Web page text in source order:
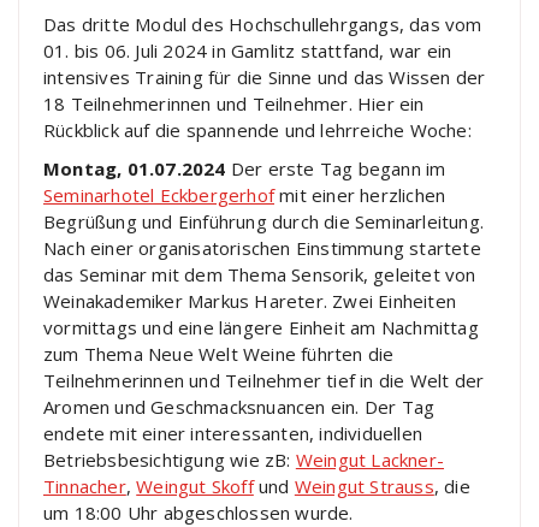
Das dritte Modul des Hochschullehrgangs, das vom
01. bis 06. Juli 2024 in Gamlitz stattfand, war ein
intensives Training für die Sinne und das Wissen der
18 Teilnehmerinnen und Teilnehmer. Hier ein
Rückblick auf die spannende und lehrreiche Woche:
Montag, 01.07.2024 Der erste Tag begann im
Seminarhotel Eckbergerhofmit einer herzlichen
Begrüßung und Einführung durch die Seminarleitung.
Nach einer organisatorischen Einstimmung startete
das Seminar mit dem Thema Sensorik, geleitet von
Weinakademiker Markus Hareter. Zwei Einheiten
vormittags und eine längere Einheit am Nachmittag
zum Thema Neue Welt Weine führten die
Teilnehmerinnen und Teilnehmer tief in die Welt der
Aromen und Geschmacksnuancen ein. Der Tag
endete mit einer interessanten, individuellen
Betriebsbesichtigung wie zB: Weingut Lackner-
Tinnacher,Weingut Skoffund Weingut Strauss, die
um 18:00 Uhr abgeschlossen wurde.